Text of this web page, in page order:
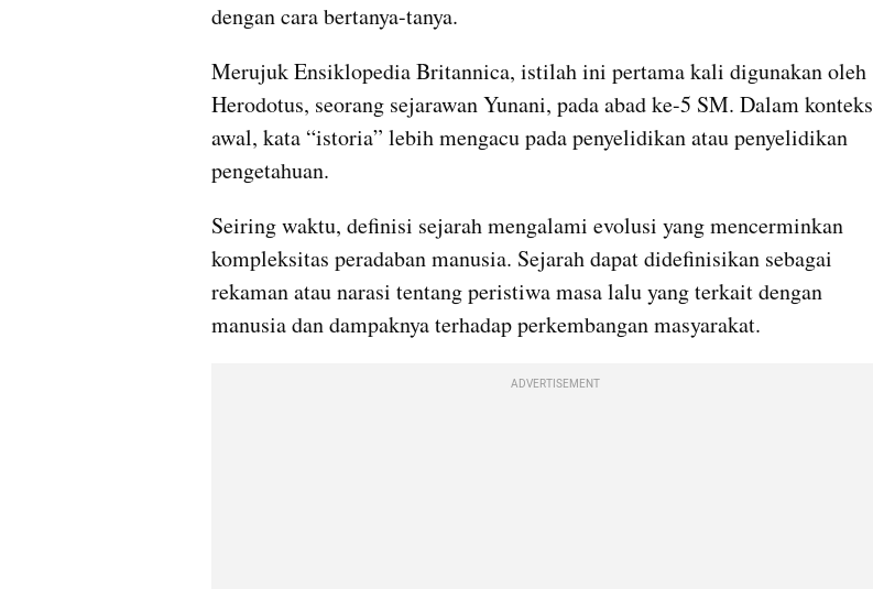
dengan cara bertanya-tanya.
Merujuk Ensiklopedia Britannica, istilah ini pertama kali digunakan oleh
Herodotus, seorang sejarawan Yunani, pada abad ke-5 SM. Dalam konteks
awal, kata “istoria” lebih mengacu pada penyelidikan atau penyelidikan
pengetahuan.
Seiring waktu, definisi sejarah mengalami evolusi yang mencerminkan
kompleksitas peradaban manusia. Sejarah dapat didefinisikan sebagai
rekaman atau narasi tentang peristiwa masa lalu yang terkait dengan
manusia dan dampaknya terhadap perkembangan masyarakat.
ADVERTISEMENT